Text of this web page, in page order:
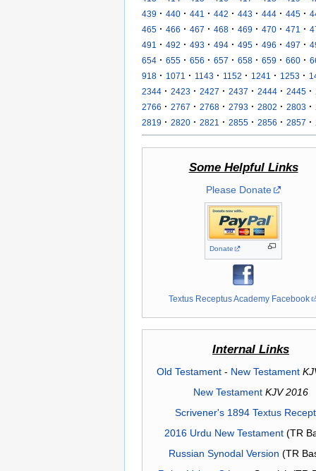
439 · 440 · 441 · 442 · 443 · 444 · 445 ·
465 · 466 · 467 · 468 · 469 · 470 · 471 ·
491
· 492 · 493 · 494 · 495 · 496 · 497 ·
654 · 655 · 656 · 657 · 658 · 659 · 660 ·
918 · 1071 · 1143 · 1152 · 1241 · 1253 ·
2344 · 2423 · 2427 · 2437 · 2444 · 2445 ·
2766 · 2767 · 2768 · 2793 · 2802 · 2803 ·
2819 · 2820 · 2821 · 2855 · 2856 · 2857 ·
Some Helpful Links
Please Donate
Donate
Textus Receptus Academy Facebook
Internal Links
Old Testament- New Testament
New Testament KJV 2016
Scrivener's 1894 Textus
2016 Urdu New Testament(TR
Russian Synodal Version (TR